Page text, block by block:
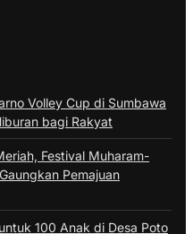
Volley Cup di Sumbawa
bagi Rakyat
Festival Muharam-
Pemajuan
100 Anak di Desa Poto